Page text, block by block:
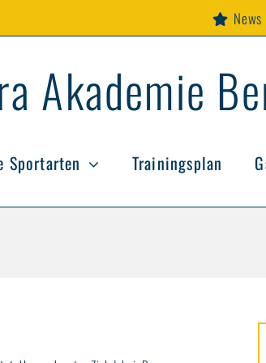
News
Akademie
Sportarten Trainingsplan